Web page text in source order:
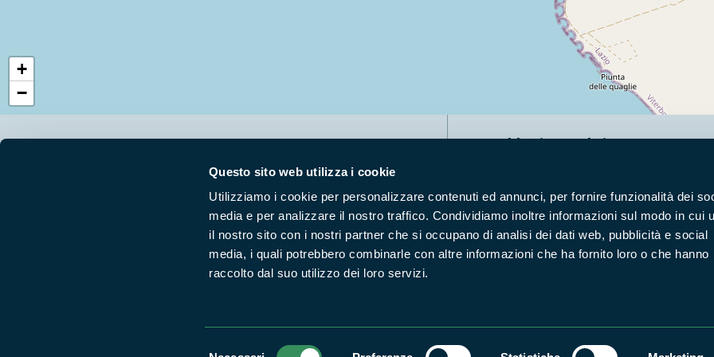
Questo sito web utilizza i cookie
Utilizziamo i cookie per personalizzare contenuti ed annunci, per fornire funzionalità dei
media e per analizzare il nostro traffico. Condividiamo inoltre informazioni sul modo in cui
il nostro sito con i nostri partner che si occupano di analisi dei dati web, pubblicità e social
media, i quali potrebbero combinarle con altre informazioni che ha fornito loro o che hanno
raccolto dal suo utilizzo dei loro servizi.
+
−
Naviga nel sito
Enti di gestione
Storie
Prodotti Natura in Campo